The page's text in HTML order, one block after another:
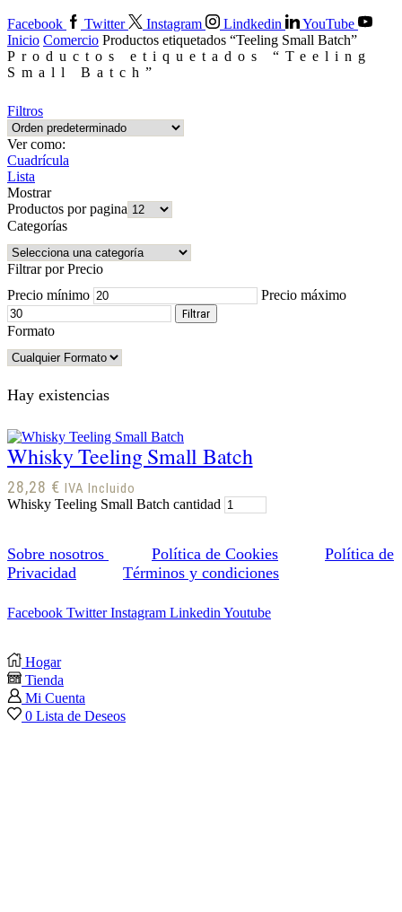
Facebook Twitter Instagram Lindkedin
YouTube
Inicio Comercio Productos etiquetados “Teeling Small Batch”
Productos etiquetados “Teeling
Small Batch”
Filtros
Ver como:
Cuadrícula
Lista
Mostrar
Productos por pagina
Categorías
Filtrar por Precio
Precio mínimo
Precio máximo
Filtrar
Formato
Hay existencias
Whisky Teeling Small Batch
28,28 € IVA Incluido
Whisky Teeling Small Batch cantidad
Sobre nosotros Política de Cookies
Política de
Privacidad
Términos y condiciones
Facebook Twitter Instagram LinkedinYoutube
Hogar
Tienda
Mi Cuenta
0 Lista de Deseos